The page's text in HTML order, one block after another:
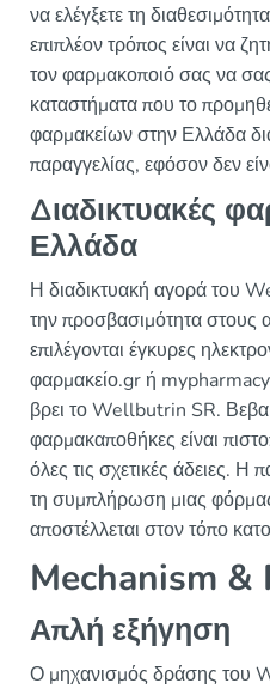
να ελέγξετε τη
επιπλέον τρόπος είναι να
τον φαρμακοποιό σας να
καταστήματα που το
φαρμακείων στην Ελλάδα
παραγγελίας, εφόσον δεν
Διαδικτυακές
Ελλάδα
Η διαδικτυακή αγορά του
την προσβασιμότητα στους
επιλέγονται έγκυρες
φαρμακείο.gr ή
βρει το Wellbutrin SR.
φαρμακαποθήκες είναι
όλες τις σχετικές άδειες. Η
τη συμπλήρωση μιας
αποστέλλεται στον τόπο
Mechanism &
Απλή εξήγηση
Ο μηχανισμός δράσης του